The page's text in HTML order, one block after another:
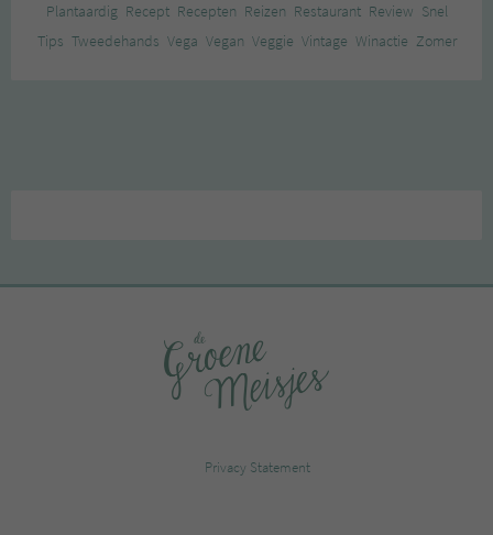
Plantaardig Recept Recepten Reizen Restaurant Review Snel
Tips Tweedehands Vega Vegan Veggie Vintage Winactie Zomer
Privacy Statement